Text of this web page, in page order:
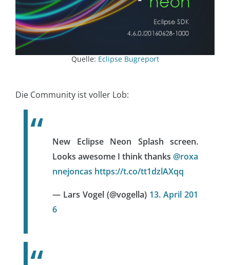
Quelle: Eclipse Bugreport
Die Community ist voller Lob:
New Eclipse Neon Splash screen.
Looks awesome I think thanks @roxa
nnejoncas https://t.co/tt1dzlAXqq
— Lars Vogel (@vogella) 13. April 201
6